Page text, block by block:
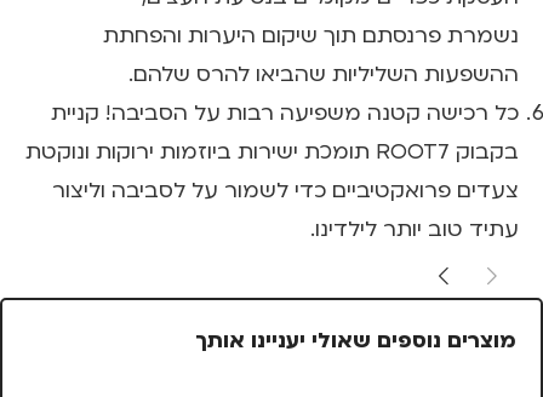
נשמרת פרנסתם תוך שיקום היערות והפחתת
ההשפעות השליליות שהביאו להרס שלהם.
כל רכישה קטנה משפיעה רבות על הסביבה! קניית
בקבוק ROOT7 תומכת ישירות ביוזמות ירוקות ונוקטת
צעדים פרואקטיביים כדי לשמור על לסביבה וליצור
עתיד טוב יותר לילדינו.
מוצרים נוספים שאולי יעניינו אותך